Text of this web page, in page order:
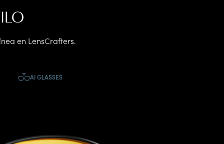
en LensCrafters.
AI GLASSES